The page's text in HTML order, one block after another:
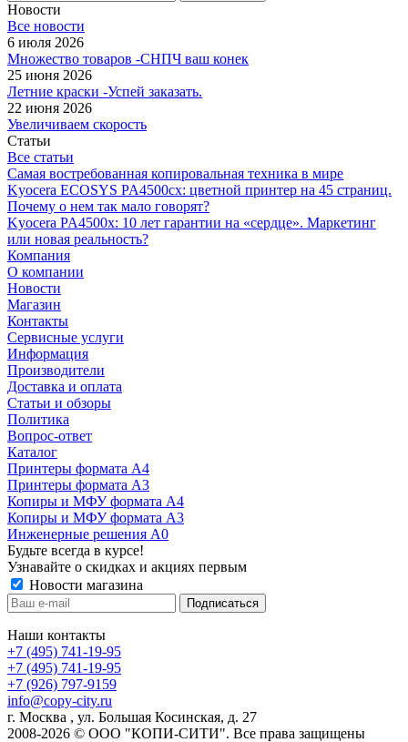
Новости
Все новости
6 июля 2026
Множество товаров -СНПЧ ваш конек
25 июня 2026
Летние краски -Успей заказать.
22 июня 2026
Увеличиваем скорость
Статьи
Все статьи
Самая востребованная копировальная техника в мире
Kyocera ECOSYS PA4500cx: цветной принтер на 45 страниц.
Почему о нем так мало говорят?
Kyocera PA4500x: 10 лет гарантии на «сердце». Маркетинг
или новая реальность?
Компания
О компании
Новости
Магазин
Контакты
Сервисные услуги
Информация
Производители
Доставка и оплата
Статьи и обзоры
Политика
Вопрос-ответ
Каталог
Принтеры формата А4
Принтеры формата А3
Копиры и МФУ формата А4
Копиры и МФУ формата А3
Инженерные решения А0
Будьте всегда в курсе!
Узнавайте о скидках и акциях первым
Новости магазина
Наши контакты
+7 (495) 741-19-95
+7 (495) 741-19-95
+7 (926) 797-9159
info@copy-city.ru
г. Москва , ул. Большая Косинская, д. 27
2008-2026 © ООО "КОПИ-СИТИ". Все права защищены